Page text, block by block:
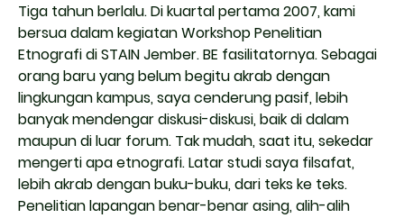
Tiga tahun berlalu. Di kuartal pertama 2007, kami
bersua dalam kegiatan Workshop Penelitian
Etnografi di STAIN Jember. BE fasilitatornya. Sebagai
orang baru yang belum begitu akrab dengan
lingkungan kampus, saya cenderung pasif, lebih
banyak mendengar diskusi-diskusi, baik di dalam
maupun di luar forum. Tak mudah, saat itu, sekedar
mengerti apa etnografi. Latar studi saya filsafat,
lebih akrab dengan buku-buku, dari teks ke teks.
Penelitian lapangan benar-benar asing, alih-alih